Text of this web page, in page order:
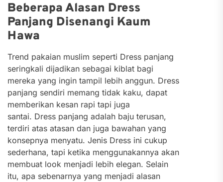
Beberapa Alasan Dress
Panjang Disenangi Kaum
Hawa
Trend pakaian muslim seperti Dress panjang
seringkali dijadikan sebagai kiblat bagi
mereka yang ingin tampil lebih anggun. Dress
panjang sendiri memang tidak kaku, dapat
memberikan kesan rapi tapi juga
santai. Dress panjang adalah baju terusan,
terdiri atas atasan dan juga bawahan yang
konsepnya menyatu. Jenis Dress ini cukup
sederhana, tapi ketika menggunakannya akan
membuat look menjadi lebih elegan. Selain
itu, apa sebenarnya yang menjadi alasan